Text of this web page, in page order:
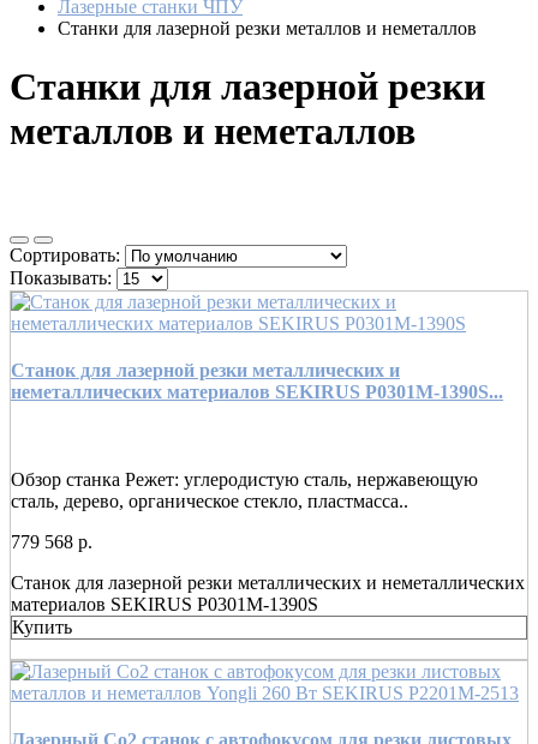
Лазерные станки ЧПУ
Станки для лазерной резки металлов и неметаллов
Станки для лазерной резки
металлов и неметаллов
Сортировать:
Показывать:
Станок для лазерной резки металлических и
неметаллических материалов SEKIRUS P0301M-1390S...
Обзор станка Режет: углеродистую сталь, нержавеющую
сталь, дерево, органическое стекло, пластмасса..
779 568 р.
Станок для лазерной резки металлических и неметаллических
материалов SEKIRUS P0301M-1390S
Купить